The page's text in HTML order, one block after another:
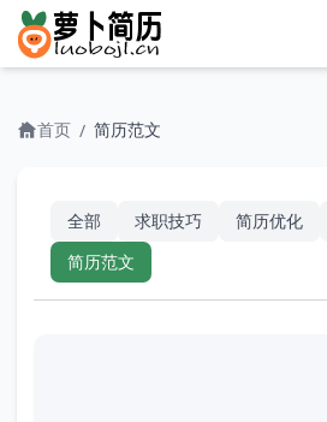
首页 / 简历范文
全部 求职技巧 简历优化
简历范文